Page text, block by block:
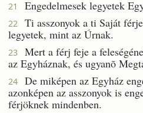
21 Engedelmesek legyetek
22
Ti asszonyok a ti Saját
legyetek, mint az Úrnak.
23
Mert a férj feje a
az Egyháznak, és ugyanõ
24
De miképen az Egyház
azonképen az asszonyok is
férjöknek mindenben.